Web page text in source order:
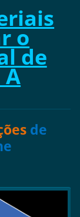
o
de
de